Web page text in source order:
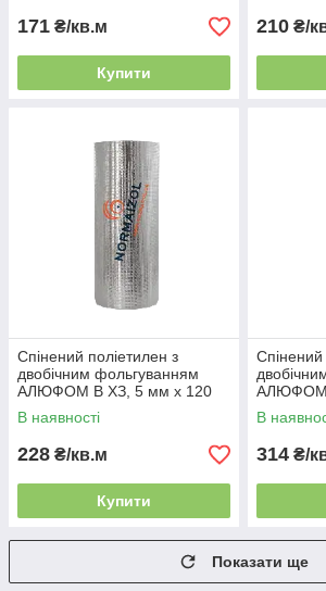
171 ₴/кв.м
Купити
210 ₴/
Спінений поліетилен з
двобічним фольгуванням
АЛЮФОМ В ХЗ, 5 мм х 120
см
В наявності
228 ₴/кв.м
Купити
Спінений
АЛЮФОМ
см
В
314 ₴/
Показати ще